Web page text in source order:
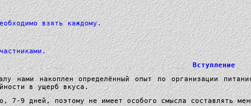
взять каждому.
Вступление
нами накоплен определённый опыт по организации
в ущерб вкуса.
7-9 дней, поэтому не имеет особого смысла составлять